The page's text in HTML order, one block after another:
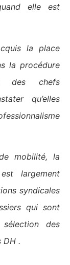
elle est
la place
la procédure
des chefs
qu’elles
mobilité, la
largement
syndicales
qui sont
des
DH .